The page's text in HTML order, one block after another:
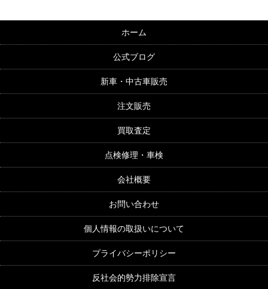
ホーム
公式ブログ
新車・中古車販売
注文販売
買取査定
点検修理・車検
会社概要
お問い合わせ
個人情報の取扱いについて
プライバシーポリシー
反社会的勢力排除宣言